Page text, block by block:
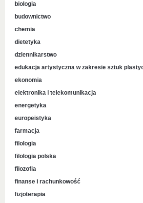
biologia
budownictwo
chemia
dietetyka
dziennikarstwo
edukacja artystyczna w zakresie sztuk
ekonomia
elektronika i telekomunikacja
energetyka
europeistyka
farmacja
filologia
filologia polska
filozofia
finanse i rachunkowość
fizjoterapia